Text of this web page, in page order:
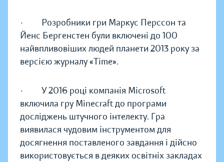
· Розробники гри Маркус Перссон та
Йенс Бергенстен були включені до 100
найвпливовіших людей планети 2013 року за
версією журналу «Time».
· У 2016 році компанія Microsoft
включила гру Minecraft до програми
досліджень штучного інтелекту. Гра
виявилася чудовим інструментом для
досягнення поставленого завдання і дійсно
використовується в деяких освітніх закладах